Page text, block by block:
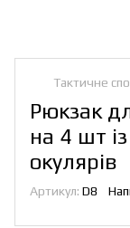
Тактичне
Рюкзак
на 4 шт
окулярів
Артикул: D8